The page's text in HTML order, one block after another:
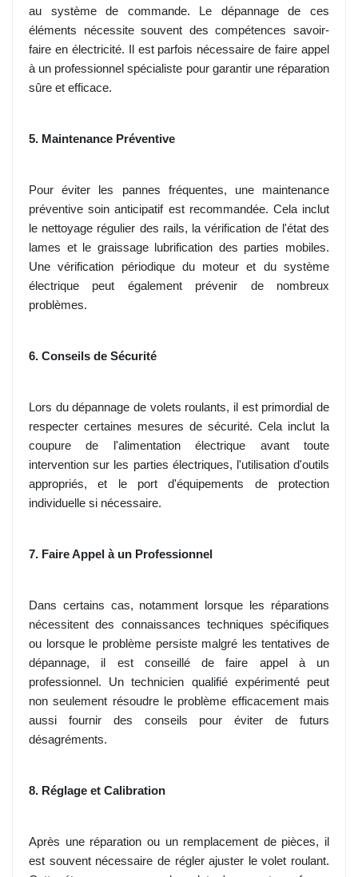
au système de commande. Le dépannage de ces
éléments nécessite souvent des compétences savoir-
faire en électricité. Il est parfois nécessaire de faire appel
à un professionnel spécialiste pour garantir une réparation
sûre et efficace.
5. Maintenance Préventive
Pour éviter les pannes fréquentes, une maintenance
préventive soin anticipatif est recommandée. Cela inclut
le nettoyage régulier des rails, la vérification de l'état des
lames et le graissage lubrification des parties mobiles.
Une vérification périodique du moteur et du système
électrique peut également prévenir de nombreux
problèmes.
6. Conseils de Sécurité
Lors du dépannage de volets roulants, il est primordial de
respecter certaines mesures de sécurité. Cela inclut la
coupure de l'alimentation électrique avant toute
intervention sur les parties électriques, l'utilisation d'outils
appropriés, et le port d'équipements de protection
individuelle si nécessaire.
7. Faire Appel à un Professionnel
Dans certains cas, notamment lorsque les réparations
nécessitent des connaissances techniques spécifiques
ou lorsque le problème persiste malgré les tentatives de
dépannage, il est conseillé de faire appel à un
professionnel. Un technicien qualifié expérimenté peut
non seulement résoudre le problème efficacement mais
aussi fournir des conseils pour éviter de futurs
désagréments.
8. Réglage et Calibration
Après une réparation ou un remplacement de pièces, il
est souvent nécessaire de régler ajuster le volet roulant.